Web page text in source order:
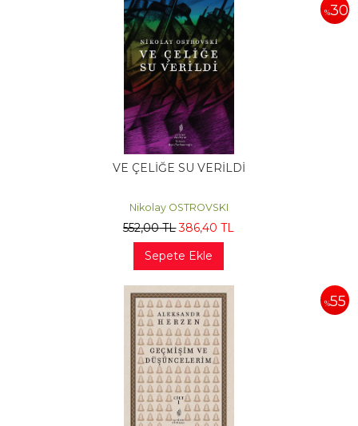
%30
VE ÇELİĞE SU VERİLDİ
Nikolay OSTROVSKI
552,00TL 386,40 TL
Sepete Ekle
%55